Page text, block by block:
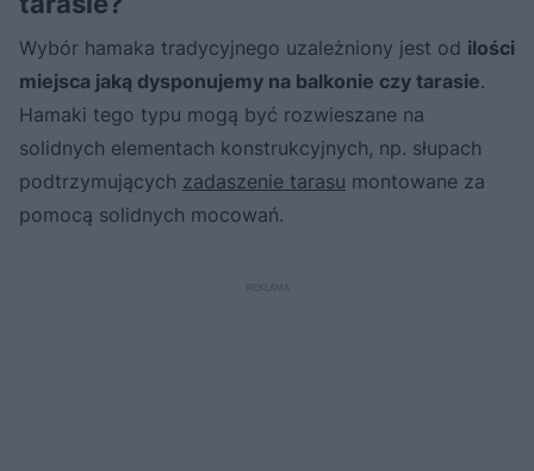
Wybór hamaka tradycyjnego uzależniony jest od ilości
miejsca jaką dysponujemy na balkonie czy tarasie.
Hamaki tego typu mogą być rozwieszane na
solidnych elementach konstrukcyjnych, np. słupach
podtrzymujących zadaszenie tarasu montowane za
pomocą solidnych mocowań.